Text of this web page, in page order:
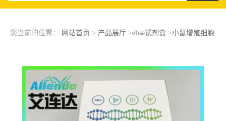
您当前的位置： 网站首页 > 产品展厅 >elisa试剂盒>小鼠增殖细胞